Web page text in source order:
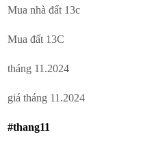
Mua nhà đất 13c
Mua đất 13C
tháng 11.2024
giá tháng 11.2024
#thang11